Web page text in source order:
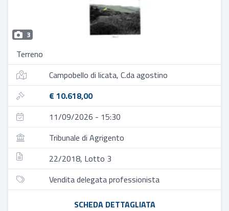
3
Terreno
Campobello di licata, C.da agostino
€ 10.618,00
11/09/2026 - 15:30
Tribunale di Agrigento
22/2018, Lotto 3
Vendita delegata professionista
SCHEDA DETTAGLIATA